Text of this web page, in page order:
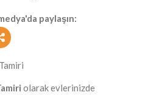
paylaşın:
olarak evlerinizde